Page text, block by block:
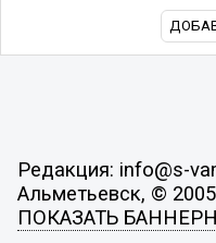
Редакция: info@s-
Альметьевск, ©
ПОКАЗАТЬ